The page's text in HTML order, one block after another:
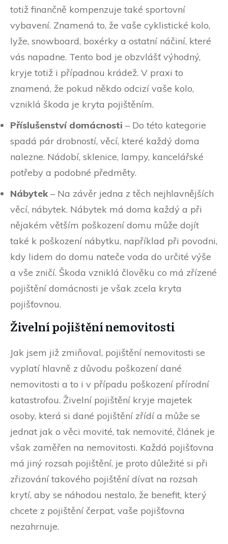
totiž finančně kompenzuje také sportovní
vybavení. Znamená to, že vaše cyklistické kolo,
lyže, snowboard, boxérky a ostatní náčiní, které
vás napadne. Tento bod je obzvlášť výhodný,
kryje totiž i případnou krádež. V praxi to
znamená, že pokud někdo odcizí vaše kolo,
vzniklá škoda je kryta pojištěním.
Příslušenství domácnosti – Do této kategorie
spadá pár drobností, věcí, které každý doma
nalezne. Nádobí, sklenice, lampy, kancelářské
potřeby a podobné předměty.
Nábytek– Na závěr jedna z těch nejhlavnějších
věcí, nábytek. Nábytek má doma každý a při
nějakém větším poškození domu může dojít
také k poškození nábytku, například při povodni,
kdy lidem do domu nateče voda do určité výše
a vše zničí. Škoda vzniklá člověku co má zřízené
pojištění domácnosti je však zcela kryta
pojišťovnou.
Živelní pojištění nemovitosti
Jak jsem již zmiňoval, pojištění nemovitosti se
vyplatí hlavně z důvodu poškození dané
nemovitosti a to i v případu poškození přírodní
katastrofou. Živelní pojištění kryje majetek
osoby, která si dané pojištění zřídí a může se
jednat jak o věci movité, tak nemovité, článek je
však zaměřen na nemovitosti. Každá pojišťovna
má jiný rozsah pojištění, je proto důležité si při
zřizování takového pojištění dívat na rozsah
krytí, aby se náhodou nestalo, že benefit, který
chcete z pojištění čerpat, vaše pojišťovna
nezahrnuje.